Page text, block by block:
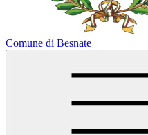
Comune di Besnate